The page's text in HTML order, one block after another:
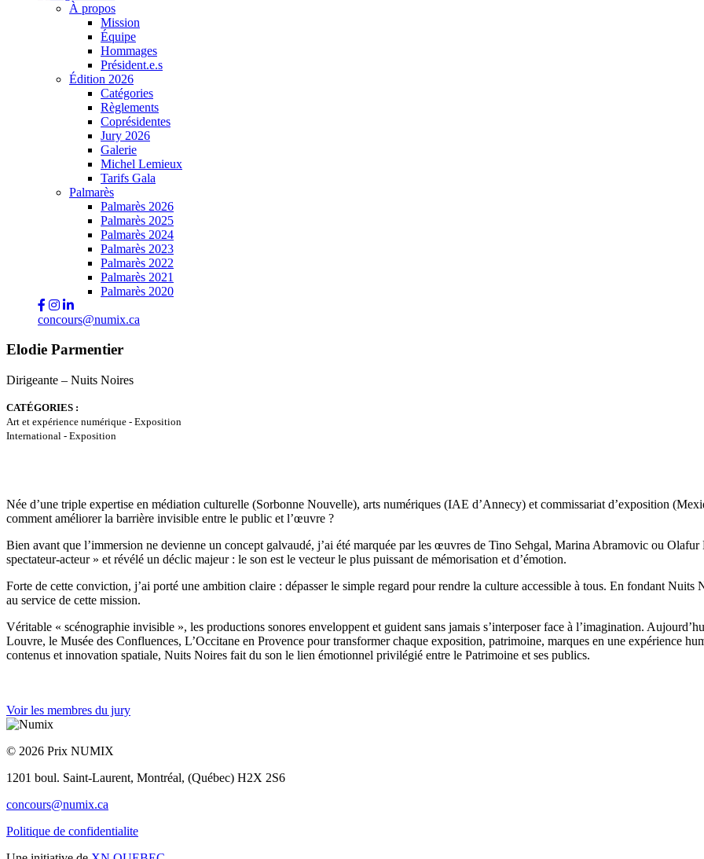
À propos
Mission
Équipe
Hommages
Président.e.s
Édition 2026
Catégories
Règlements
Coprésidentes
Jury 2026
Galerie
Michel Lemieux
Tarifs Gala
Palmarès
Palmarès 2026
Palmarès 2025
Palmarès 2024
Palmarès 2023
Palmarès 2022
Palmarès 2021
Palmarès 2020
concours@numix.ca
Elodie Parmentier
Dirigeante – Nuits Noires
CATÉGORIES :
Art et expérience numérique - Exposition
International - Exposition
Née d’une triple expertise en médiation culturelle (Sorbonne Nouvelle), arts numériques (IAE d’Annecy) et commissariat d’exposition
comment améliorer la barrière invisible entre le public et l’œuvre ?
Bien avant que l’immersion ne devienne un concept galvaudé, j’ai été marquée par les œuvres de Tino Sehgal, Marina Abramovic ou
spectateur-acteur » et révélé un déclic majeur : le son est le vecteur le plus puissant de mémorisation et d’émotion.
Forte de cette conviction, j’ai porté une ambition claire : dépasser le simple regard pour rendre la culture accessible à tous. En fondant
au service de cette mission.
Véritable « scénographie invisible », les productions sonores enveloppent et guident sans jamais s’interposer face à l’imagination.
Louvre, le Musée des Confluences, L’Occitane en Provence pour transformer chaque exposition, patrimoine, marques en une expérience
contenus et innovation spatiale, Nuits Noires fait du son le lien émotionnel privilégié entre le Patrimoine et ses publics.
Voir les membres du jury
© 2026 Prix NUMIX
1201 boul. Saint-Laurent, Montréal, (Québec) H2X 2S6
concours@numix.ca
Politique de confidentialite